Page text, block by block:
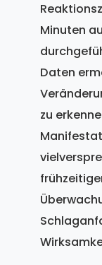
Minuten
Daten
zu